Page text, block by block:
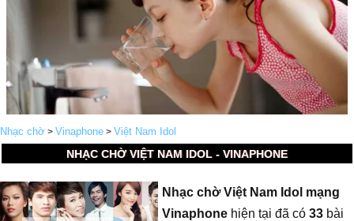
Nhạc chờ > Vinaphone > Việt Nam Idol
NHẠC CHỜ VIỆT NAM IDOL - VINAPHONE
Nhạc chờ Việt Nam Idol mạng
Vinaphone hiện tại đã có 33 bài